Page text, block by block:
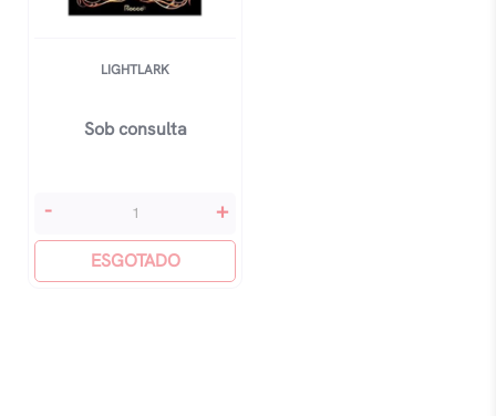
LIGHTLARK
Sob consulta
Lightlark
- +
ESGOTADO